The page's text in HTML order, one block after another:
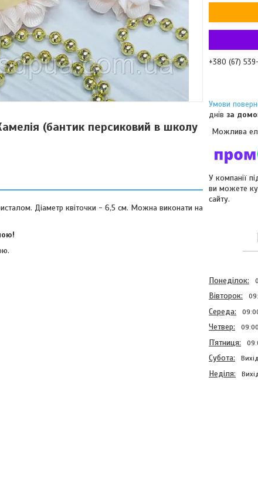
(бантик персиковий в школу
Діаметр квіточки - 6,5 см. Можна виконати на
+380 (67)
днів за
У компанії
ви можете
сайту.
Понеділок
Вівторок
Середа
Четвер 09:00
Пʼятниця
Субота
Неділя